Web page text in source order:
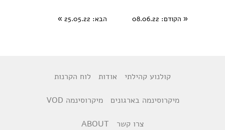
« הקודם: 08.06.22 הבא: 25.05.22
»
קולנוע קהילתי אודות לוח הקרנות
מיקרוסינמה בארגונים מיקרוסינמה VOD
צרו קשר ABOUT